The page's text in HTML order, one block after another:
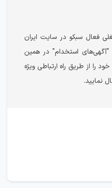
فعال سبکو در سایت ایران
استخدام" در همین
را از طریق راه ارتباطی ویژه
نمایید.